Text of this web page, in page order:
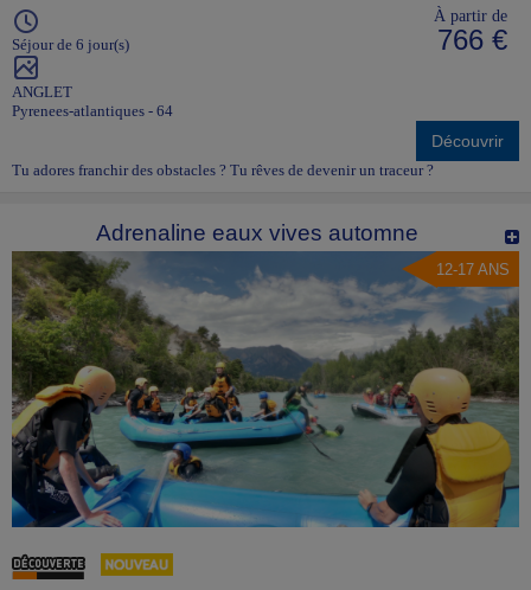
Séjour de 6 jour(s)
ANGLET
Pyrenees-atlantiques - 64
À partir de
766 €
Découvrir
Tu adores franchir des obstacles ? Tu rêves de devenir un traceur ?
Adrenaline eaux vives automne
12-17 ANS